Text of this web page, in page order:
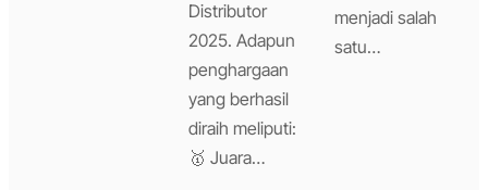
Distributor
2025. Adapun
penghargaan
yang berhasil
diraih meliputi:
🥇 Juara…
menjadi salah
satu…